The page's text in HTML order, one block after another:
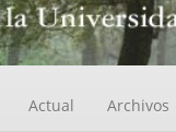
Actual Archivos